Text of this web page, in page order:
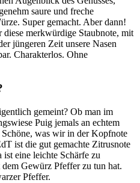
saure und freche
Super gemacht. Aber dann!
merkwürdige Staubnote, mit
jüngeren Zeit unsere Nasen
Charakterlos. Ohne
gemeint? Ob man im
Puig jemals an echtem
was wir in der Kopfnote
ist die gut gemachte Zitrusnote
eine leichte Schärfe zu
Gewürz Pfeffer zu tun hat.
Pfeffer.